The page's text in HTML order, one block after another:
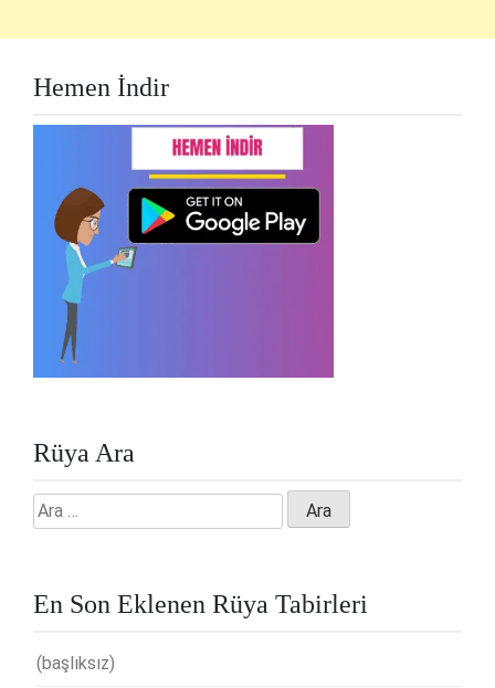
Hemen İndir
Rüya Ara
Arama:
En Son Eklenen Rüya Tabirleri
(başlıksız)